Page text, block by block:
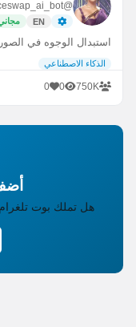
@faceswap_ai_bot
EN
استبدال الوجوه في
الذكاء الاصطناعي
750K
0
0
هل تملك بوت